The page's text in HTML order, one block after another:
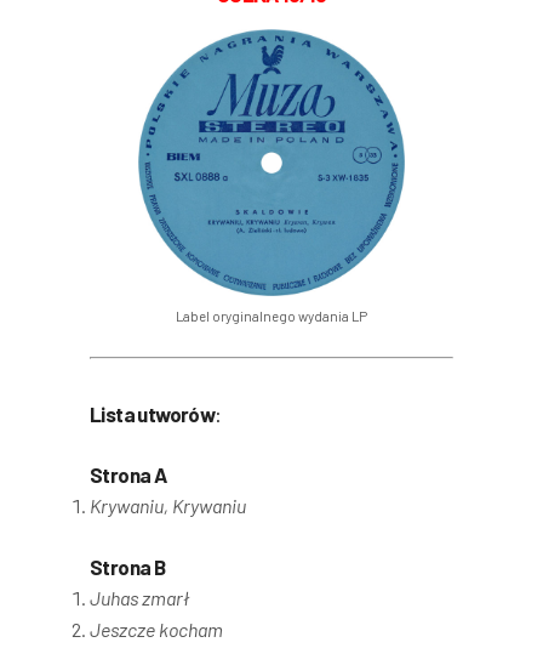
Label oryginalnego wydania LP
Lista utworów:
Strona A
Krywaniu, Krywaniu
Strona B
Juhas zmarł
Jeszcze kocham